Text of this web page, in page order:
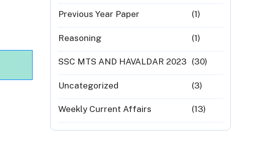
Previous Year Paper (1)
Reasoning (1)
SSC MTS AND HAVALDAR 2023 (30)
Uncategorized (3)
Weekly Current Affairs (13)